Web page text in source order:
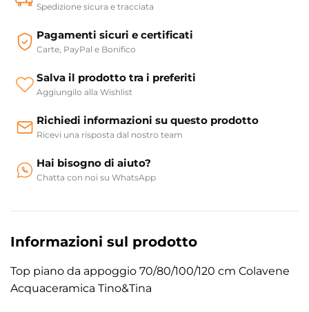
Spedizione sicura e tracciata
Pagamenti sicuri e certificati
Carte, PayPal e Bonifico
Salva il prodotto tra i preferiti
Aggiungilo alla Wishlist
Richiedi informazioni su questo prodotto
Ricevi una risposta dal nostro team
Hai bisogno di aiuto?
Chatta con noi su WhatsApp
Informazioni sul prodotto
Top piano da appoggio 70/80/100/120 cm Colavene
Acquaceramica Tino&Tina